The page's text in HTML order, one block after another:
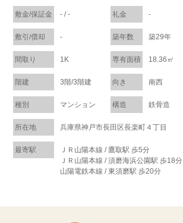
敷金/保証金 - / - 礼金 -
敷引/償却 - 築年数 築29年
間取り 1K 専有面積 18.36㎡
階建 3階/3階建 向き 南西
種別 マンション 構造 鉄骨造
所在地 兵庫県神戸市長田区長楽町４丁目
最寄駅
ＪＲ山陽本線 / 鷹取駅 歩5分
ＪＲ山陽本線 / 須磨海浜公園駅 歩18分
山陽電鉄本線 / 東須磨駅 歩20分